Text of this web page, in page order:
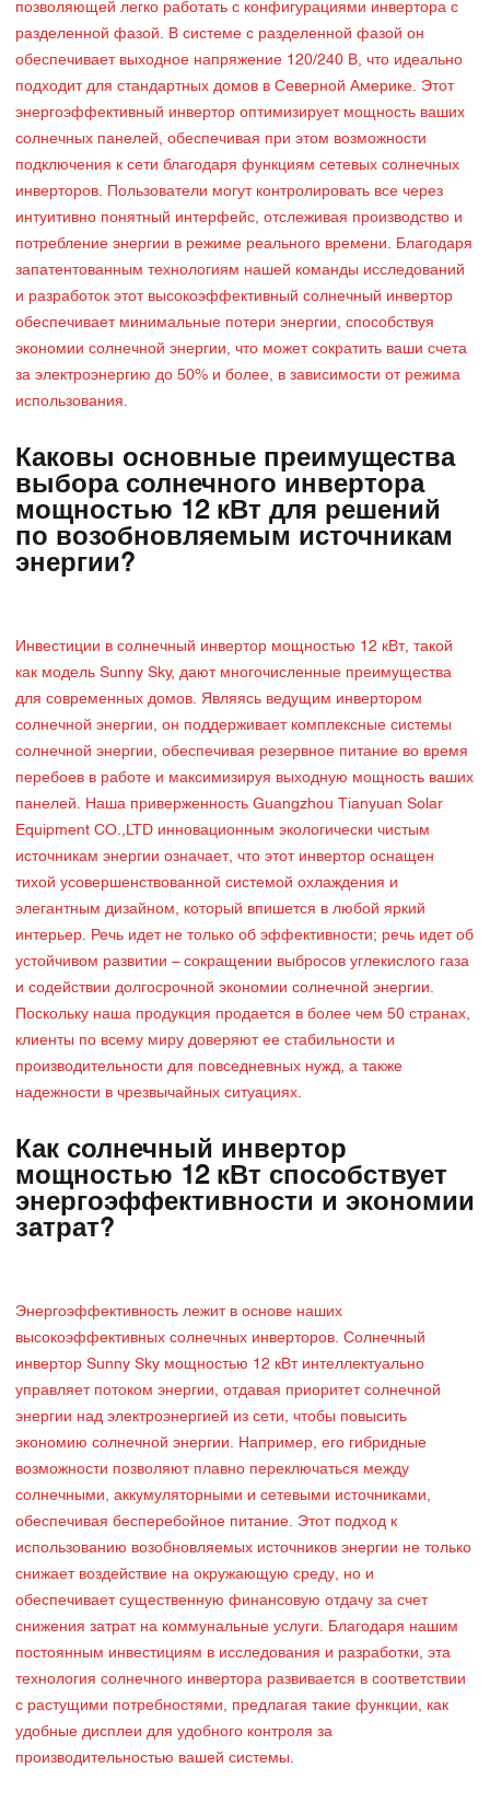
позволяющей легко работать с конфигурациями инвертора с
разделенной фазой. В системе с разделенной фазой он
обеспечивает выходное напряжение 120/240 В, что идеально
подходит для стандартных домов в Северной Америке. Этот
энергоэффективный инвертор оптимизирует мощность ваших
солнечных панелей, обеспечивая при этом возможности
подключения к сети благодаря функциям сетевых солнечных
инверторов. Пользователи могут контролировать все через
интуитивно понятный интерфейс, отслеживая производство и
потребление энергии в режиме реального времени. Благодаря
запатентованным технологиям нашей команды исследований
и разработок этот высокоэффективный солнечный инвертор
обеспечивает минимальные потери энергии, способствуя
экономии солнечной энергии, что может сократить ваши счета
за электроэнергию до 50% и более, в зависимости от режима
использования.
Каковы основные преимущества
выбора солнечного инвертора
мощностью 12 кВт для решений
по возобновляемым источникам
энергии?
Инвестиции в солнечный инвертор мощностью 12 кВт, такой
как модель Sunny Sky, дают многочисленные преимущества
для современных домов. Являясь ведущим инвертором
солнечной энергии, он поддерживает комплексные системы
солнечной энергии, обеспечивая резервное питание во время
перебоев в работе и максимизируя выходную мощность ваших
панелей. Наша приверженность Guangzhou Tianyuan Solar
Equipment CO.,LTD инновационным экологически чистым
источникам энергии означает, что этот инвертор оснащен
тихой усовершенствованной системой охлаждения и
элегантным дизайном, который впишется в любой яркий
интерьер. Речь идет не только об эффективности; речь идет об
устойчивом развитии – сокращении выбросов углекислого газа
и содействии долгосрочной экономии солнечной энергии.
Поскольку наша продукция продается в более чем 50 странах,
клиенты по всему миру доверяют ее стабильности и
производительности для повседневных нужд, а также
надежности в чрезвычайных ситуациях.
Как солнечный инвертор
мощностью 12 кВт способствует
энергоэффективности и экономии
затрат?
Энергоэффективность лежит в основе наших
высокоэффективных солнечных инверторов. Солнечный
инвертор Sunny Sky мощностью 12 кВт интеллектуально
управляет потоком энергии, отдавая приоритет солнечной
энергии над электроэнергией из сети, чтобы повысить
экономию солнечной энергии. Например, его гибридные
возможности позволяют плавно переключаться между
солнечными, аккумуляторными и сетевыми источниками,
обеспечивая бесперебойное питание. Этот подход к
использованию возобновляемых источников энергии не только
снижает воздействие на окружающую среду, но и
обеспечивает существенную финансовую отдачу за счет
снижения затрат на коммунальные услуги. Благодаря нашим
постоянным инвестициям в исследования и разработки, эта
технология солнечного инвертора развивается в соответствии
с растущими потребностями, предлагая такие функции, как
удобные дисплеи для удобного контроля за
производительностью вашей системы.